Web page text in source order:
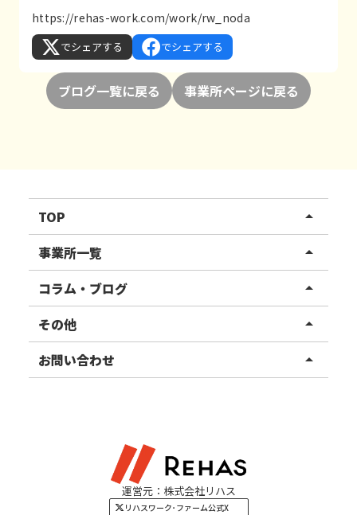
https://rehas-work.com/work/rw_noda
でシェアする でシェアする
ブログ一覧に戻る 事業所ページに戻る
TOP arrow_drop_up
リハスワーク
リハスファーム
事業所一覧 arrow_drop_up
関東エリア
東北エリア
甲信越エリア
四国・九州エリア
コラム・ブログ arrow_drop_up
事業所ブログ
ご利用者様の声
その他 arrow_drop_up
お知らせ
お問い合わせ arrow_drop_up
運営元：株式会社リハス
リハスワーク･ファーム公式X